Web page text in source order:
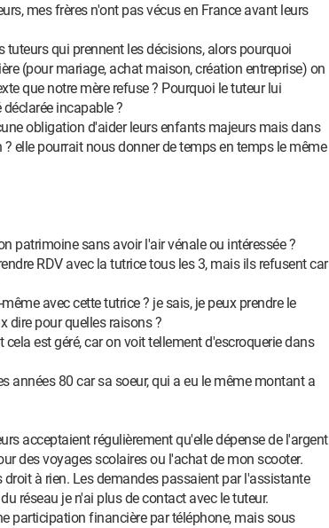
mes frères n'ont pas vécus en France avant leurs
tuteurs qui prennent les décisions, alors pourquoi
(pour mariage, achat maison, création entreprise) on
que notre mère refuse ? Pourquoi le tuteur lui
incapable ?
obligation d'aider leurs enfants majeurs mais dans
elle pourrait nous donner de temps en temps le même
patrimoine sans avoir l'air vénale ou intéressée ?
RDV avec la tutrice tous les 3, mais ils refusent car
avec cette tutrice ? je sais, je peux prendre le
dire pour quelles raisons ?
est géré, car on voit tellement d'escroquerie dans
années 80 car sa soeur, qui a eu le même montant a
acceptaient régulièrement qu'elle dépense de l'argent
des voyages scolaires ou l'achat de mon scooter.
droit à rien. Les demandes passaient par l'assistante
réseau je n'ai plus de contact avec le tuteur.
participation financière par téléphone, mais sous